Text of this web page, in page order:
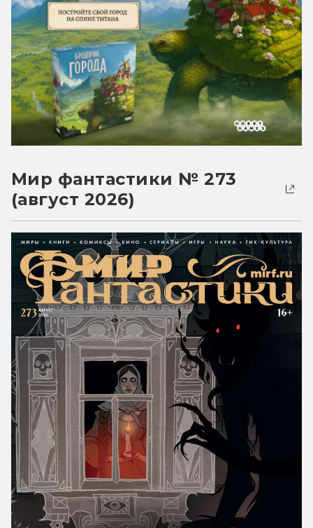
Мир фантастики № 273
(август 2026)